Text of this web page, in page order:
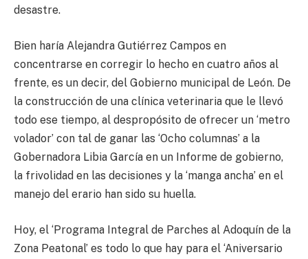
desastre.
Bien haría Alejandra Gutiérrez Campos en
concentrarse en corregir lo hecho en cuatro años al
frente, es un decir, del Gobierno municipal de León. De
la construcción de una clínica veterinaria que le llevó
todo ese tiempo, al despropósito de ofrecer un ‘metro
volador’ con tal de ganar las ‘Ocho columnas’ a la
Gobernadora Libia García en un Informe de gobierno,
la frivolidad en las decisiones y la ‘manga ancha’ en el
manejo del erario han sido su huella.
Hoy, el ‘Programa Integral de Parches al Adoquín de la
Zona Peatonal’ es todo lo que hay para el ‘Aniversario